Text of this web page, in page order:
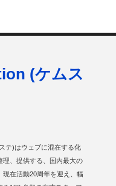
(ケムス
テ)はウェブに混在する化
理、提供する、国内最大の
在活動20周年を迎え、幅